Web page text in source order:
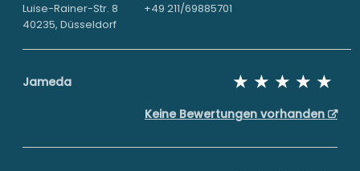
Luise-Rainer-Str. 8
40235, Düsseldorf
+49 211/69885701
Jameda
Keine Bewertungen vorhanden